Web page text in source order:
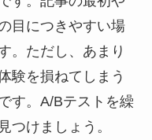
目につきやすい場
。ただし、あまり
験を損ねてしまう
す。A/Bテストを繰
つけましょう。